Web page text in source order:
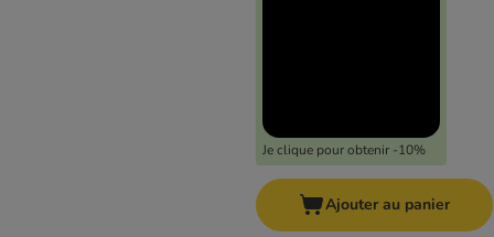
Je clique pour obtenir -10%
Ajouter au panier